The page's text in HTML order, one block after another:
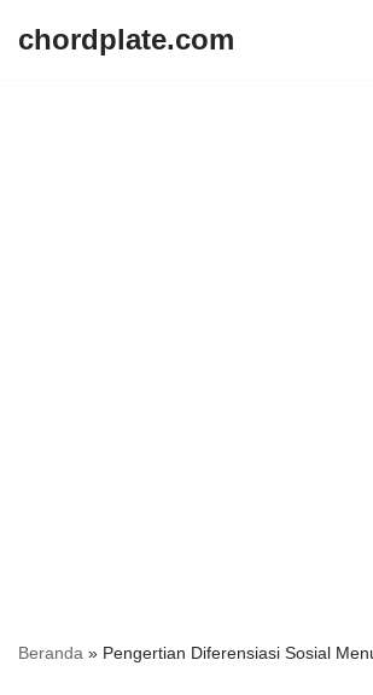
chordplate.com
Beranda » Pengertian Diferensiasi Sosial